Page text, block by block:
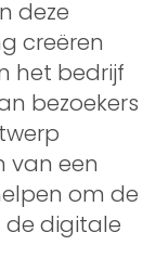
deze
creëren
het bedrijf
bezoekers
van een
om de
de digitale